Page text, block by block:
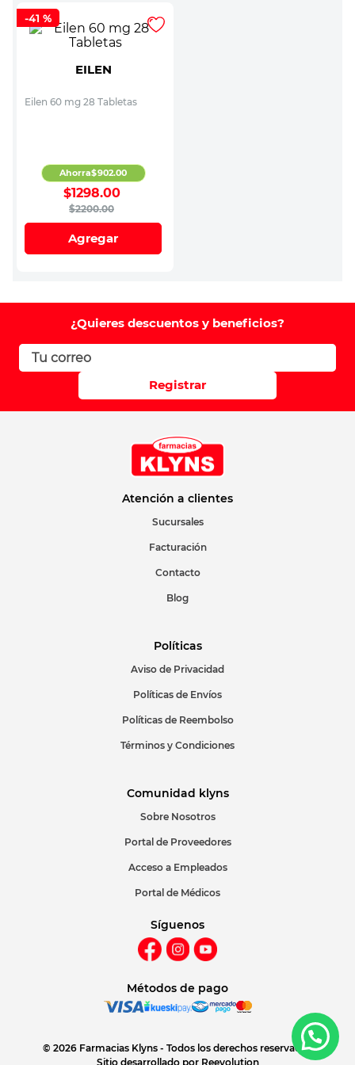
-41 %
EILEN
Eilen 60 mg 28 Tabletas
$2200.00
$1298.00
Ahorra$902.00
Agregar
¿Quieres descuentos y beneficios?
Registrar
Atención a clientes
Sucursales
Facturación
Contacto
Blog
Políticas
Aviso de Privacidad
Políticas de Envíos
Políticas de Reembolso
Términos y Condiciones
Comunidad klyns
Sobre Nosotros
Portal de Proveedores
Acceso a Empleados
Portal de Médicos
Síguenos
Métodos de pago
© 2026 Farmacias Klyns - Todos los derechos reservados
Sitio desarrollado por Reevolution